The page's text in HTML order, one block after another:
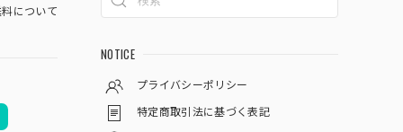
について
NOTICE
プライバシーポリシー
特定商取引法に基づく表記